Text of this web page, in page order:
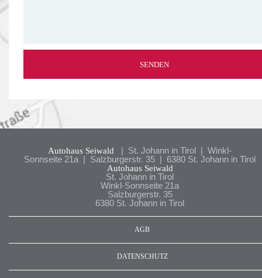
Autohaus Seiwald
| St. Johann in Tirol | Winkl-
Sonnseite 21a | Salzburgerstr. 35 | 6380 St. Johann in Tirol
Autohaus Seiwald
St. Johann in Tirol
Winkl-Sonnseite 21a
Salzburgerstr. 35
6380 St. Johann in Tirol
AGB
DATENSCHUTZ